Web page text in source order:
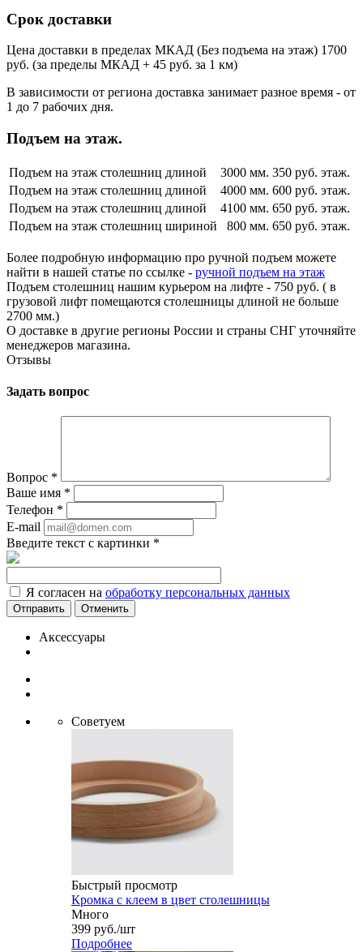
Срок доставки
Цена доставки в пределах МКАД (Без подъема на этаж) 1700
руб. (за пределы МКАД + 45 руб. за 1 км)
В зависимости от региона доставка занимает разное время - от
1 до 7 рабочих дня.
Подъем на этаж.
Подъем на этаж столешниц длиной 3000 мм. 350 руб. этаж.
Подъем на этаж столешниц длиной
4000 мм. 600 руб. этаж.
Подъем на этаж столешниц длиной
4100 мм. 650 руб. этаж.
Подъем на этаж столешниц шириной
800 мм. 650 руб. этаж.
Более подробную информацию про ручной подъем можете
найти в нашей статье по ссылке - ручной подъем на этаж
Подъем столешниц нашим курьером на лифте - 750 руб. ( в
грузовой лифт помещаются столешницы длиной не больше
2700 мм.)
О доставке в другие регионы России и страны СНГ уточняйте
менеджеров магазина.
Отзывы
Задать вопрос
Вопрос *
Ваше имя *
Телефон *
E-mail
Введите текст с картинки *
Я согласен на обработку персональных данных
Отменить
Аксессуары
Советуем
Быстрый просмотр
Кромка с клеем в цвет столешницы
Много
399 руб./шт
Подробнее